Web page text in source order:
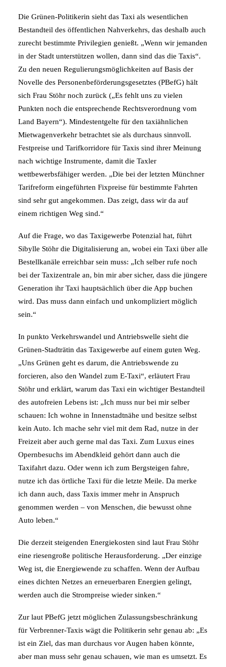
Die Grünen-Politikerin sieht das Taxi als wesentlichen
Bestandteil des öffentlichen Nahverkehrs, das deshalb auch
zurecht bestimmte Privilegien genießt. „Wenn wir jemanden
in der Stadt unterstützen wollen, dann sind das die Taxis“.
Zu den neuen Regulierungsmöglichkeiten auf Basis der
Novelle des Personenbeförderungsgesetztes (PBefG) hält
sich Frau Stöhr noch zurück („Es fehlt uns zu vielen
Punkten noch die entsprechende Rechtsverordnung vom
Land Bayern“). Mindestentgelte für den taxiähnlichen
Mietwagenverkehr betrachtet sie als durchaus sinnvoll.
Festpreise und Tarifkorridore für Taxis sind ihrer Meinung
nach wichtige Instrumente, damit die Taxler
wettbewerbsfähiger werden. „Die bei der letzten Münchner
Tarifreform eingeführten Fixpreise für bestimmte Fahrten
sind sehr gut angekommen. Das zeigt, dass wir da auf
einem richtigen Weg sind.“
Auf die Frage, wo das Taxigewerbe Potenzial hat, führt
Sibylle Stöhr die Digitalisierung an, wobei ein Taxi über alle
Bestellkanäle erreichbar sein muss: „Ich selber rufe noch
bei der Taxizentrale an, bin mir aber sicher, dass die jüngere
Generation ihr Taxi hauptsächlich über die App buchen
wird. Das muss dann einfach und unkompliziert möglich
sein.“
In punkto Verkehrswandel und Antriebswelle sieht die
Grünen-Stadträtin das Taxigewerbe auf einem guten Weg.
„Uns Grünen geht es darum, die Antriebswende zu
forcieren, also den Wandel zum E-Taxi“, erläutert Frau
Stöhr und erklärt, warum das Taxi ein wichtiger Bestandteil
des autofreien Lebens ist: „Ich muss nur bei mir selber
schauen: Ich wohne in Innenstadtnähe und besitze selbst
kein Auto. Ich mache sehr viel mit dem Rad, nutze in der
Freizeit aber auch gerne mal das Taxi. Zum Luxus eines
Opernbesuchs im Abendkleid gehört dann auch die
Taxifahrt dazu. Oder wenn ich zum Bergsteigen fahre,
nutze ich das örtliche Taxi für die letzte Meile. Da merke
ich dann auch, dass Taxis immer mehr in Anspruch
genommen werden – von Menschen, die bewusst ohne
Auto leben.“
Die derzeit steigenden Energiekosten sind laut Frau Stöhr
eine riesengroße politische Herausforderung. „Der einzige
Weg ist, die Energiewende zu schaffen. Wenn der Aufbau
eines dichten Netzes an erneuerbaren Energien gelingt,
werden auch die Strompreise wieder sinken.“
Zur laut PBefG jetzt möglichen Zulassungsbeschränkung
für Verbrenner-Taxis wägt die Politikerin sehr genau ab: „Es
ist ein Ziel, das man durchaus vor Augen haben könnte,
aber man muss sehr genau schauen, wie man es umsetzt. Es